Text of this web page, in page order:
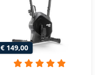
€ 149,00